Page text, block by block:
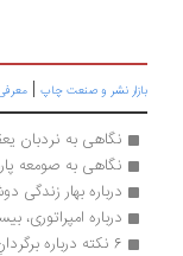
بازار نشر و صنعت چاپ |
نگاهی به نردبان
نگاهی به صومعه
درباره بهار زندگی
درباره